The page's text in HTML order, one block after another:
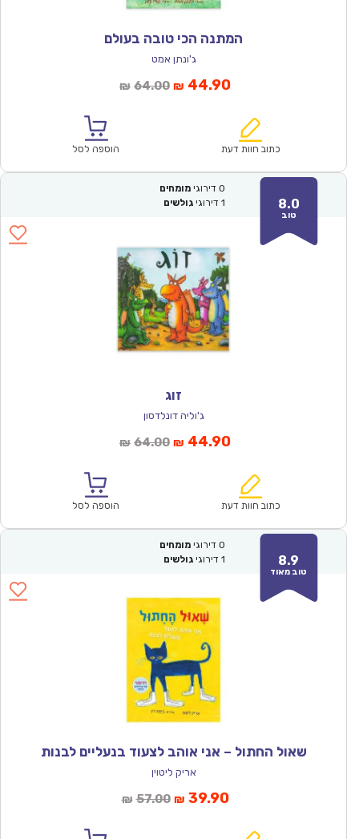
המתנה הכי טובה בעולם
ג'ונתן אמט
₪ 64.00המחיר
₪64.00.
₪ 44.90המחיר
הוא:
כתוב חוות דעת הוספה לסל
8.0
טוב
0 דירוגי מומחים
1 דירוגי גולשים
זוג
ג'וליה דונלדסון
₪ 64.00המחיר
₪64.00.
₪ 44.90המחיר
הוא:
כתוב חוות דעת הוספה לסל
8.9
טוב מאוד
0 דירוגי מומחים
1 דירוגי גולשים
שאול החתול – אני אוהב לצעוד בנעליים לבנות
אריק ליטוין
₪ 57.00המחיר
₪ 39.90המחיר